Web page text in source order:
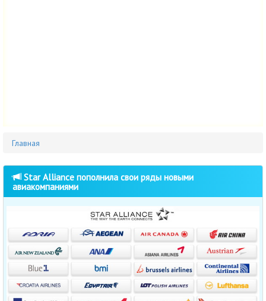
Главная
Star Alliance пополнила свои ряды новыми
авиакомпаниями